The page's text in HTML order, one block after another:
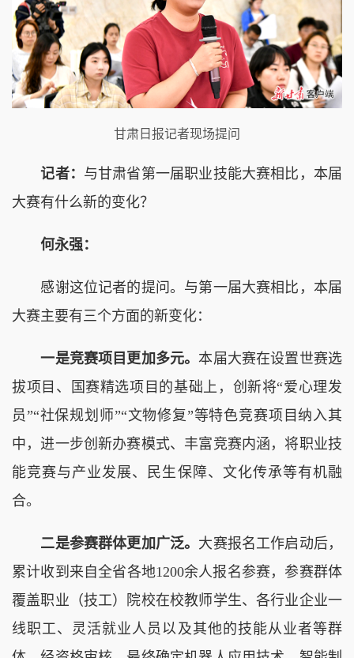
甘肃日报记者现场提问
记者： 与甘肃省第一届职业技能大赛相比，本届
大赛有什么新的变化？
何永强：
感谢这位记者的提问。与第一届大赛相比，本届
大赛主要有三个方面的新变化：
一是竞赛项目更加多元。本届大赛在设置世赛选
拔项目、国赛精选项目的基础上，创新将“爱心理发
员”“社保规划师”“文物修复”等特色竞赛项目纳入其
中，进一步创新办赛模式、丰富竞赛内涵，将职业技
能竞赛与产业发展、民生保障、文化传承等有机融
合。
二是参赛群体更加广泛。 大赛报名工作启动后，
累计收到来自全省各地1200余人报名参赛，参赛群体
覆盖职业（技工）院校在校教师学生、各行业企业一
线职工、灵活就业人员以及其他的技能从业者等群